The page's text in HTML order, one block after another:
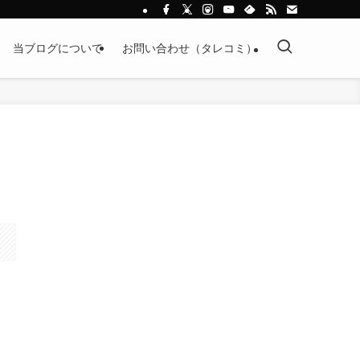
当ブログについて お問い合わせ（タレコミ）